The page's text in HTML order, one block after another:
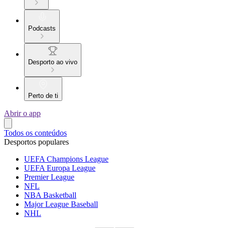
Podcasts
Desporto ao vivo
Perto de ti
Abrir o app
Todos os conteúdos
Desportos populares
UEFA Champions League
UEFA Europa League
Premier League
NFL
NBA Basketball
Major League Baseball
NHL